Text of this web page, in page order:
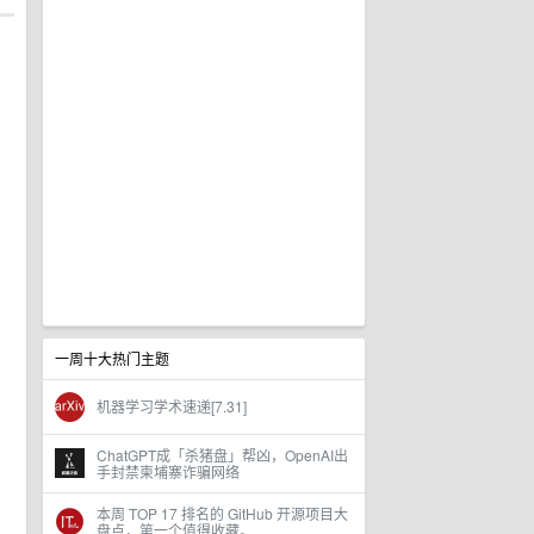
一周十大热门主题
机器学习学术速递[7.31]
ChatGPT成「杀猪盘」帮凶，OpenAI出
手封禁柬埔寨诈骗网络
本周 TOP 17 排名的 GitHub 开源项目大
盘点，第一个值得收藏。